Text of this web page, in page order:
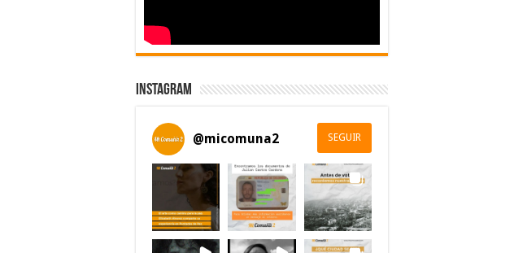
Instagram
@micomuna2 SEGUIR